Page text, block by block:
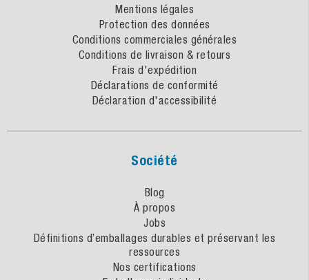
Mentions légales
Protection des données
Conditions commerciales générales
Conditions de livraison & retours
Frais d'expédition
Déclarations de conformité
Déclaration d'accessibilité
Société
Blog
À propos
Jobs
Définitions d’emballages durables et préservant les
ressources
Nos certifications